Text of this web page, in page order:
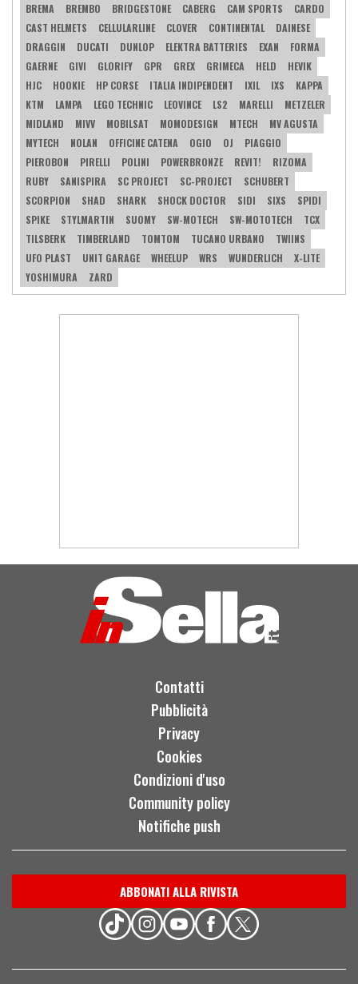
BREMA
BREMBO BRIDGESTONE CABERG CAM SPORTS
CARDO
CAST HELMETS
CELLULARLINE CLOVER CONTINENTAL
DAINESE
DRAGGIN
DUCATI DUNLOP ELEKTRA BATTERIES EXAN
FORMA
GAERNE
GIVI GLORIFY GPR GREX GRIMECA HELD
HEVIK
HJC
HOOKIE HP CORSE ITALIA INDIPENDENT IXIL IXS
KAPPA
KTM
LAMPA LEGO TECHNIC LEOVINCE LS2 MARELLI
METZELER
MIDLAND
MIVV MOBILSAT MOMODESIGN MTECH
MV AGUSTA
MYTECH
NOLAN OFFICINE CATENA OGIO OJ
PIAGGIO
PIEROBON
PIRELLI POLINI POWERBRONZE REVIT!
RIZOMA
RUBY
SANISPIRA SC PROJECT SC-PROJECT
SCHUBERT
SCORPION
SHAD SHARK SHOCK DOCTOR SIDI SIXS
SPIDI
SPIKE
STYLMARTIN SUOMY SW-MOTECH SW-MOTOTECH
TCX
TILSBERK
TIMBERLAND TOMTOM TUCANO URBANO
TWIINS
UFO PLAST
UNIT GARAGE WHEELUP WRS WUNDERLICH
X-LITE
YOSHIMURA
ZARD
Contatti
Pubblicità
Privacy
Cookies
Condizioni d'uso
Community policy
Notifiche push
ABBONATI ALLA RIVISTA